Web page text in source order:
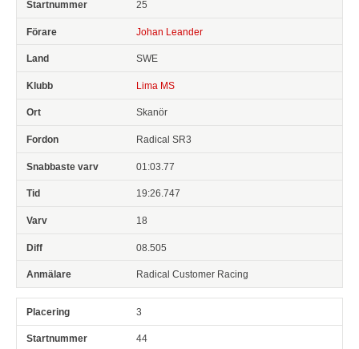
25
Johan Leander
SWE
Lima MS
Skanör
Radical SR3
01:03.77
19:26.747
18
08.505
Radical Customer Racing
3
44